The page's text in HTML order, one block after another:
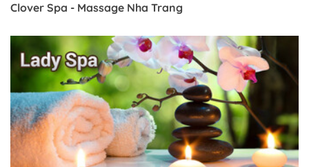
Clover Spa - Massage Nha Trang